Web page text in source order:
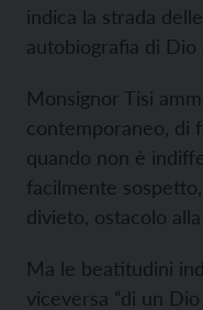
indica la strada
autobiografia di Dio
Monsignor Tisi
contemporaneo, di
quando non è
facilmente
divieto, ostacolo alla
Ma le beatitudini
viceversa “di un